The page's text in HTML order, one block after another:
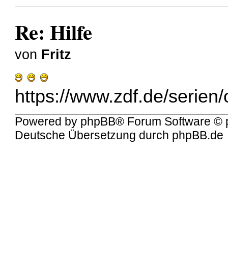
Re: Hilfe
von Fritz
https://www.zdf.de/
Powered by phpBB® Forum Software ©
Deutsche Übersetzung durch phpBB.de